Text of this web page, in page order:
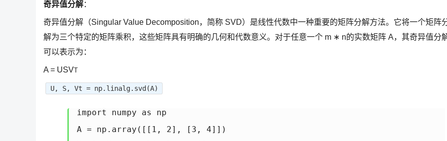
奇异值分解：
奇异值分解（Singular Value Decomposition，简称 SVD）是线性代数中一种重要的矩阵分解方法。它将一个矩阵
解为三个特定的矩阵乘积，这些矩阵具有明确的几何和代数意义。对于任意一个 m ∗ n的实数矩阵 A，其奇异值分
可以表示为：
A = USVT
U, S, Vt = np.linalg.svd(A)
import numpy as np
A = np.array([[1, 2], [3, 4]])